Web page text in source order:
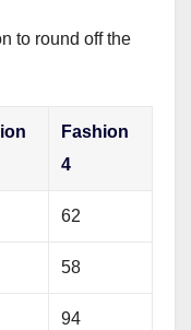
to round off the
Fashion
4
62
58
94